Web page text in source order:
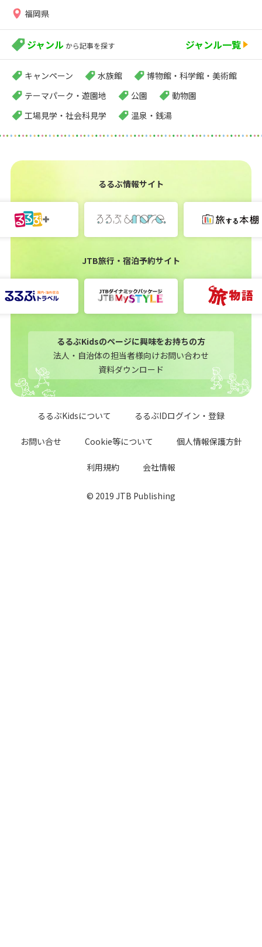
福岡県
ジャンル から記事を探す ジャンル一覧
キャンペーン 水族館
博物館・科学館・美術館
テーマパーク・遊園地
公園
動物園
工場見学・社会科見学
温泉・銭湯
るるぶ情報サイト
JTB旅行・宿泊予約サイト
るるぶKidsのページに興味をお持ちの方
法人・自治体の担当者様向けお問い合わせ
資料ダウンロード
るるぶKidsについて るるぶIDログイン・登録
お問い合せ Cookie等について 個人情報保護方針
利用規約 会社情報
© 2019 JTB Publishing